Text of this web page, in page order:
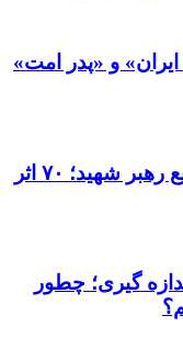
و «پدر امت»
حضور پررنگ هنرمندان در تشییع رهبر شهید؛ ۷۰ اثر
گیری؛ چطور